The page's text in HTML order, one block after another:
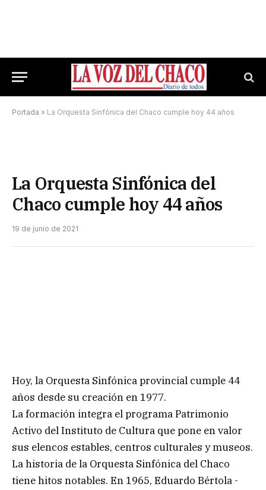
Portada » La Orquesta Sinfónica del Chaco cumple hoy 44 años
La Orquesta Sinfónica del
Chaco cumple hoy 44 años
19 de junio de 2021
Hoy, la Orquesta Sinfónica provincial cumple 44
años desde su creación en 1977.
La formación integra el programa Patrimonio
Activo del Instituto de Cultura que pone en valor
sus elencos estables, centros culturales y museos.
La historia de la Orquesta Sinfónica del Chaco
tiene hitos notables. En 1965, Eduardo Bértola -